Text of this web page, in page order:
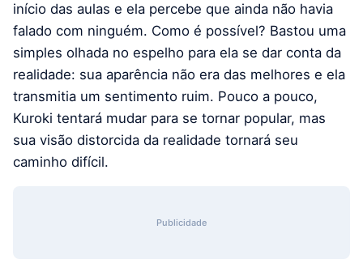
início das aulas e ela percebe que ainda não havia
falado com ninguém. Como é possível? Bastou uma
simples olhada no espelho para ela se dar conta da
realidade: sua aparência não era das melhores e ela
transmitia um sentimento ruim. Pouco a pouco,
Kuroki tentará mudar para se tornar popular, mas
sua visão distorcida da realidade tornará seu
caminho difícil.
Publicidade